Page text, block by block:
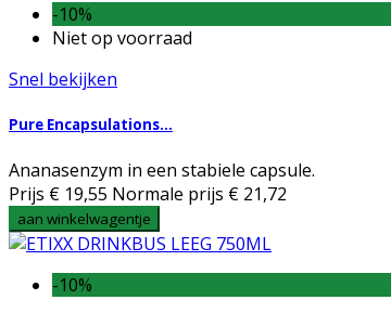
-10%
Niet op voorraad
Snel bekijken
Pure Encapsulations...
Ananasenzym in een stabiele capsule.
Prijs € 19,55 Normale prijs € 21,72
aan winkelwagentje
-10%